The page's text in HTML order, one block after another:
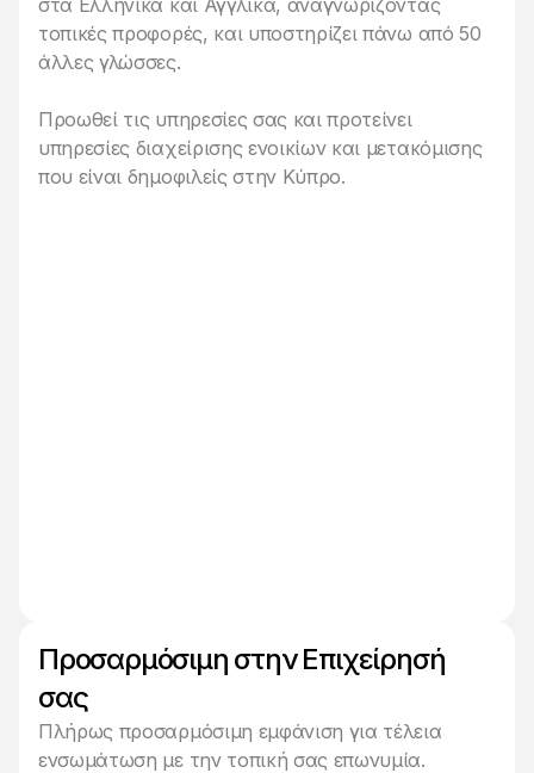
στα Ελληνικά και Αγγλικά, αναγνωρίζοντας
τοπικές προφορές, και υποστηρίζει πάνω από 50
άλλες γλώσσες.
Προωθεί τις υπηρεσίες σας και προτείνει
υπηρεσίες διαχείρισης ενοικίων και μετακόμισης
που είναι δημοφιλείς στην Κύπρο.
Προσαρμόσιμη στην Επιχείρησή
σας
Πλήρως προσαρμόσιμη εμφάνιση για τέλεια
ενσωμάτωση με την τοπική σας επωνυμία.